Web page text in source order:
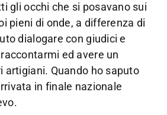
gli occhi che si posavano sui
pieni di onde, a differenza di
dialogare con giudici e
ed avere un
artigiani. Quando ho saputo
in finale nazionale